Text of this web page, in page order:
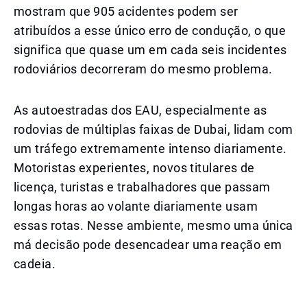
mostram que 905 acidentes podem ser
atribuídos a esse único erro de condução, o que
significa que quase um em cada seis incidentes
rodoviários decorreram do mesmo problema.
As autoestradas dos EAU, especialmente as
rodovias de múltiplas faixas de Dubai, lidam com
um tráfego extremamente intenso diariamente.
Motoristas experientes, novos titulares de
licença, turistas e trabalhadores que passam
longas horas ao volante diariamente usam
essas rotas. Nesse ambiente, mesmo uma única
má decisão pode desencadear uma reação em
cadeia.